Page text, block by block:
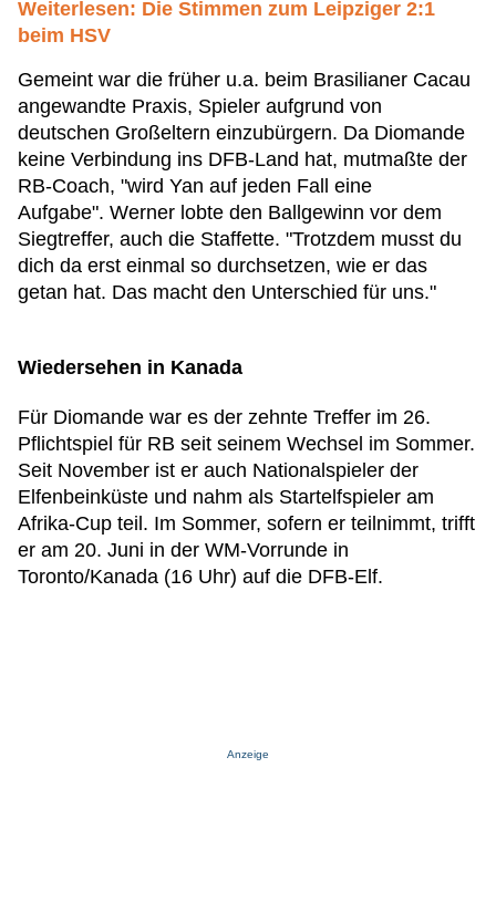
Weiterlesen: Die Stimmen zum Leipziger 2:1
beim HSV
Gemeint war die früher u.a. beim Brasilianer Cacau
angewandte Praxis, Spieler aufgrund von
deutschen Großeltern einzubürgern. Da Diomande
keine Verbindung ins DFB-Land hat, mutmaßte der
RB-Coach, "wird Yan auf jeden Fall eine
Aufgabe". Werner lobte den Ballgewinn vor dem
Siegtreffer, auch die Staffette. "Trotzdem musst du
dich da erst einmal so durchsetzen, wie er das
getan hat. Das macht den Unterschied für uns."
Wiedersehen in Kanada
Für Diomande war es der zehnte Treffer im 26.
Pflichtspiel für RB seit seinem Wechsel im Sommer.
Seit November ist er auch Nationalspieler der
Elfenbeinküste und nahm als Startelfspieler am
Afrika-Cup teil. Im Sommer, sofern er teilnimmt, trifft
er am 20. Juni in der WM-Vorrunde in
Toronto/Kanada (16 Uhr) auf die DFB-Elf.
Anzeige